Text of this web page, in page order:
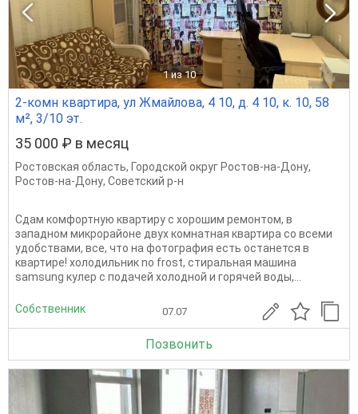
1 из 10
2-комн квартира, ул Жмайлова, 4 10, д. 4 10, к. 10, 58
м², 3/10 эт.
35 000 ₽ в месяц
Ростовская область, Городской округ Ростов-на-Дону,
Ростов-на-Дону, Советский р-н
Сдам комфортную квартиру с хорошим ремонтом, в
западном микрорайоне двух комнатная квартира со всеми
удобствами, все, что на фотография есть останется в
квартире! холодильник no frost, стиральная машина
samsung кулер с подачей холодной и горячей воды,...
Собственник 07.07
Позвонить